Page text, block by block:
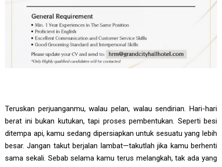
Teruskan perjuanganmu, walau pelan, walau sendirian. Hari-hari
berat ini bukan kutukan, tapi proses pembentukan. Seperti besi
ditempa api, kamu sedang dipersiapkan untuk sesuatu yang lebih
besar. Jangan takut berjalan lambat—takutlah jika kamu berhenti
sama sekali. Sebab selama kamu terus melangkah, tak ada yang